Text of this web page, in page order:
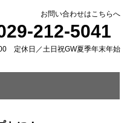
お問い合わせはこちらへ
212-5041
定休日／土日祝GW夏季年末年始